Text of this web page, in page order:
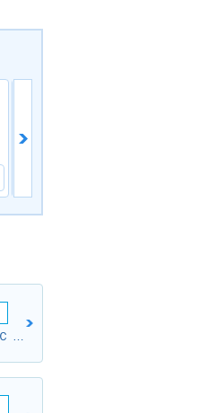
マサさん:ＣＢ４００Ｓｕｐｅｒ Ｆｏｕｒ ＶＴＥＣ ＳＰＥＣ２(ホンダ)